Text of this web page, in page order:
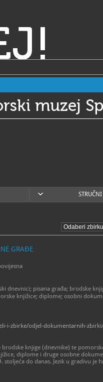
muzej
GRAĐE
dnevnici; pisana građa; brodske
knjižice; diplome; osobni
i-zbirke/odjel-dokumentarnih-
knjige (dnevnike) te
diplome i druge osobne
stoljeća do danas. Jezik u gradivu je